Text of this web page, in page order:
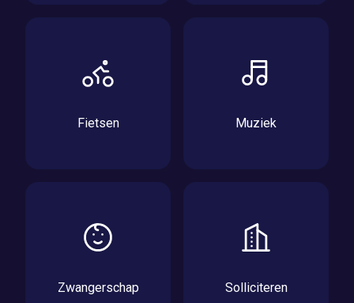
Fietsen Muziek
Zwangerschap Solliciteren